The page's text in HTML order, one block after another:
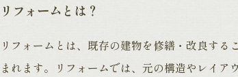
リフォームとは？
リフォームとは、既存の建物を修繕・改良す
まれます。リフォームでは、元の構造やレイア